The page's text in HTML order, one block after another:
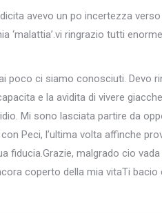
avevo un po incertezza
ringrazio tutti
poco ci siamo conosciuti. Devo
e la avidita di vivere
Mi sono lasciata partire da
Peci, l’ultima volta affinche
malgrado cio
coperto della mia vitaTi bacio